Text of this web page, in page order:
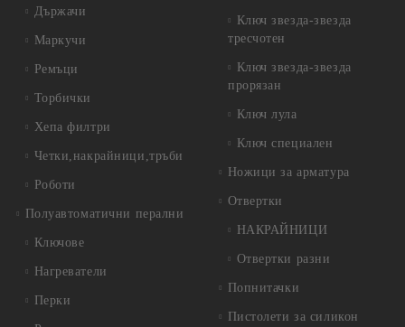
Държачи
Маркучи
Ремъци
Торбички
Хепа филтри
Четки,накрайници,тръби
Роботи
Полуавтоматични перални
Ключове
Нагреватели
Перки
Ключ звезда-звезда
тресчотен
Ключ звезда-звезда
прорязан
Ключ лула
Ключ специален
Ножици за арматура
Отвертки
НАКРАЙНИЦИ
Отвертки разни
Попнитачки
Пистолети за силикон